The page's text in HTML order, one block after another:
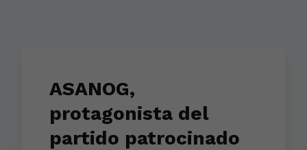
ASANOG,
protagonista del
partido patrocinado